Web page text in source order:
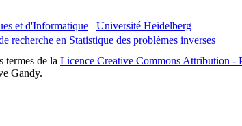
et d'Informatique
Université Heidelberg
recherche en Statistique des problèmes inverses
termes de la Licence Creative Commons Attribution -
Gandy.